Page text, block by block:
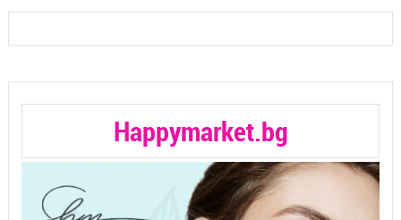
Happymarket.bg